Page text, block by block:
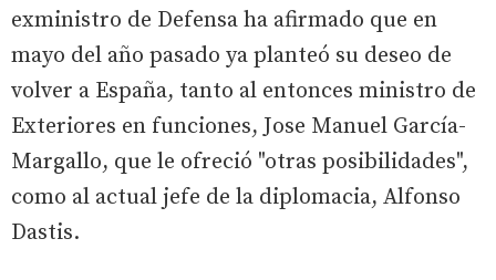
exministro de Defensa ha afirmado que en
mayo del año pasado ya planteó su deseo de
volver a España, tanto al entonces ministro de
Exteriores en funciones, Jose Manuel García-
Margallo, que le ofreció "otras posibilidades",
como al actual jefe de la diplomacia, Alfonso
Dastis.